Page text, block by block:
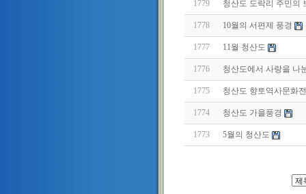
1779 청산도 도락리 주민의
1778 10월의 서편제 풍경
1777 11월 청산도
1776 청산도에서 사랑을 나
1775 청산도 향토역사문화
1774 청산도 가을풍경
1773 5월의 청산도